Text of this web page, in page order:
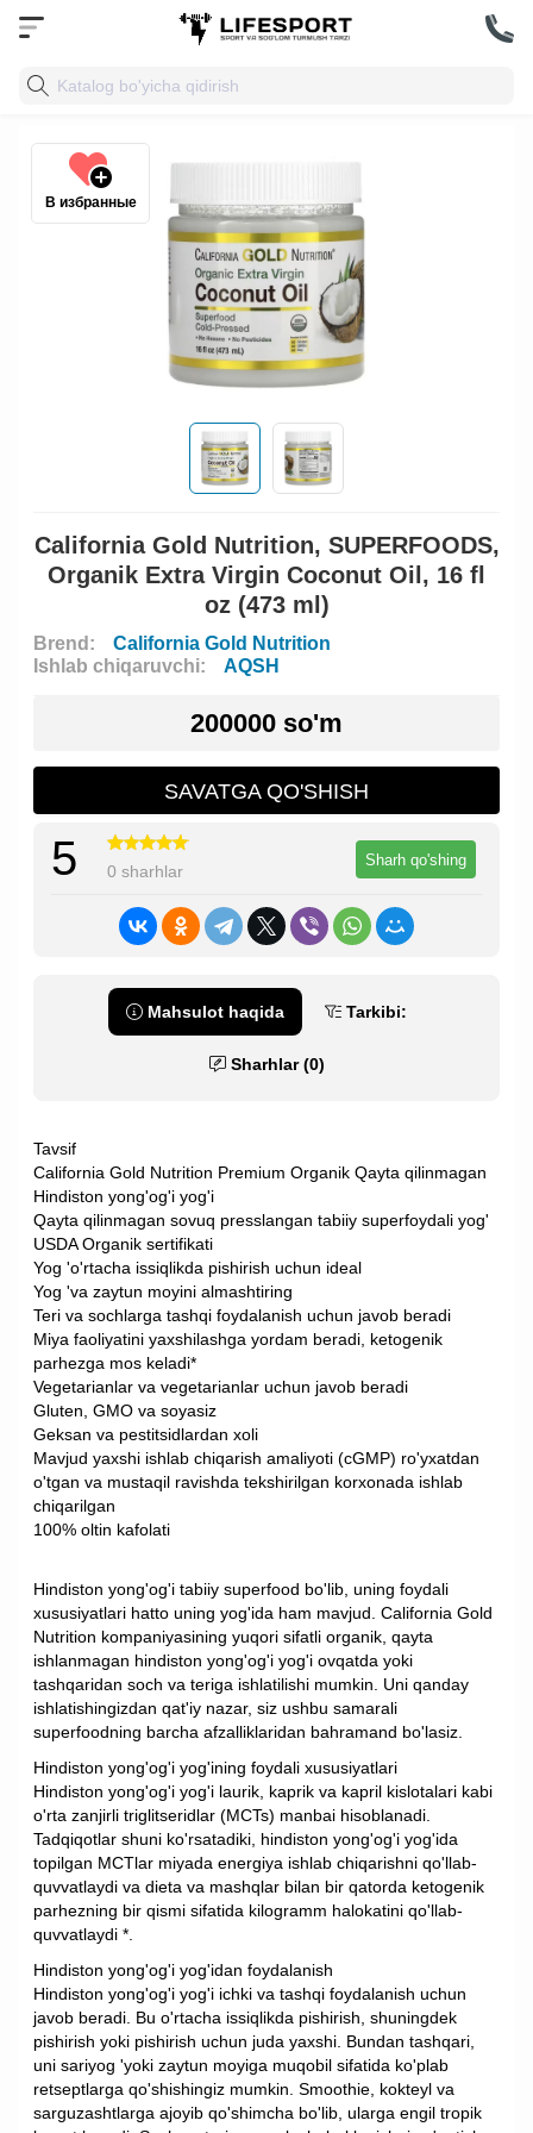
В избранные
California Gold Nutrition, SUPERFOODS,
Organik Extra Virgin Coconut Oil, 16 fl
oz (473 ml)
Brend:
California Gold Nutrition
Ishlab chiqaruvchi:
AQSH
200000 so'm
SAVATGA QO'SHISH
5 0 sharhlar
Sharh qo'shing
Mahsulot haqida Tarkibi:
Sharhlar (0)
Tavsif
California Gold Nutrition Premium Organik Qayta qilinmagan
Hindiston yong'og'i yog'i
Qayta qilinmagan sovuq presslangan tabiiy superfoydali yog'
USDA Organik sertifikati
Yog 'o'rtacha issiqlikda pishirish uchun ideal
Yog 'va zaytun moyini almashtiring
Teri va sochlarga tashqi foydalanish uchun javob beradi
Miya faoliyatini yaxshilashga yordam beradi, ketogenik
parhezga mos keladi*
Vegetarianlar va vegetarianlar uchun javob beradi
Gluten, GMO va soyasiz
Geksan va pestitsidlardan xoli
Mavjud yaxshi ishlab chiqarish amaliyoti (cGMP) ro'yxatdan
o'tgan va mustaqil ravishda tekshirilgan korxonada ishlab
chiqarilgan
100% oltin kafolati
Hindiston yong'og'i tabiiy superfood bo'lib, uning foydali
xususiyatlari hatto uning yog'ida ham mavjud. California Gold
Nutrition kompaniyasining yuqori sifatli organik, qayta
ishlanmagan hindiston yong'og'i yog'i ovqatda yoki
tashqaridan soch va teriga ishlatilishi mumkin. Uni qanday
ishlatishingizdan qat'iy nazar, siz ushbu samarali
superfoodning barcha afzalliklaridan bahramand bo'lasiz.
Hindiston yong'og'i yog'ining foydali xususiyatlari
Hindiston yong'og'i yog'i laurik, kaprik va kapril kislotalari kabi
o'rta zanjirli triglitseridlar (MCTs) manbai hisoblanadi.
Tadqiqotlar shuni ko'rsatadiki, hindiston yong'og'i yog'ida
topilgan MCTlar miyada energiya ishlab chiqarishni qo'llab-
quvvatlaydi va dieta va mashqlar bilan bir qatorda ketogenik
parhezning bir qismi sifatida kilogramm halokatini qo'llab-
quvvatlaydi *.
Hindiston yong'og'i yog'idan foydalanish
Hindiston yong'og'i yog'i ichki va tashqi foydalanish uchun
javob beradi. Bu o'rtacha issiqlikda pishirish, shuningdek
pishirish yoki pishirish uchun juda yaxshi. Bundan tashqari,
uni sariyog 'yoki zaytun moyiga muqobil sifatida ko'plab
retseptlarga qo'shishingiz mumkin. Smoothie, kokteyl va
sarguzashtlarga ajoyib qo'shimcha bo'lib, ularga engil tropik